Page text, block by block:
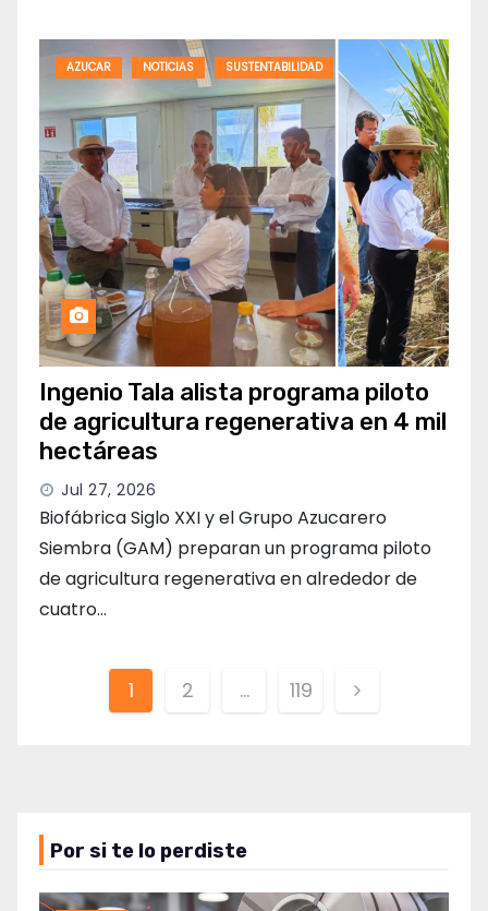
AZUCAR NOTICIAS SUSTENTABILIDAD
Ingenio Tala alista programa piloto
de agricultura regenerativa en 4 mil
hectáreas
Jul 27, 2026
Biofábrica Siglo XXI y el Grupo Azucarero
Siembra (GAM) preparan un programa piloto
de agricultura regenerativa en alrededor de
cuatro…
Paginación
1 2 … 119
Por si te lo perdiste